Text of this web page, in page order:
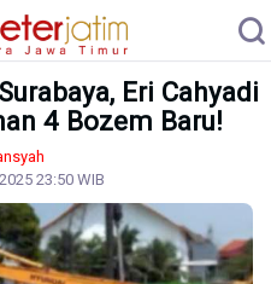
Eri Cahyadi
4 Bozem Baru!
23:50 WIB